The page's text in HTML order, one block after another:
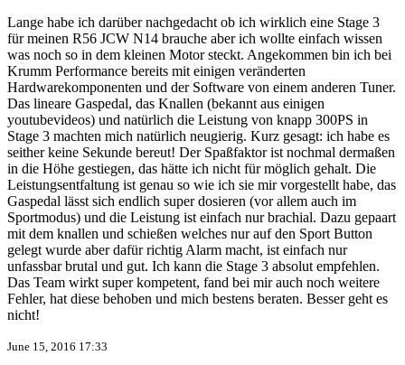
Lange habe ich darüber nachgedacht ob ich wirklich eine Stage 3
für meinen R56 JCW N14 brauche aber ich wollte einfach wissen
was noch so in dem kleinen Motor steckt. Angekommen bin ich bei
Krumm Performance bereits mit einigen veränderten
Hardwarekomponenten und der Software von einem anderen Tuner.
Das lineare Gaspedal, das Knallen (bekannt aus einigen
youtubevideos) und natürlich die Leistung von knapp 300PS in
Stage 3 machten mich natürlich neugierig. Kurz gesagt: ich habe es
seither keine Sekunde bereut! Der Spaßfaktor ist nochmal dermaßen
in die Höhe gestiegen, das hätte ich nicht für möglich gehalt. Die
Leistungsentfaltung ist genau so wie ich sie mir vorgestellt habe, das
Gaspedal lässt sich endlich super dosieren (vor allem auch im
Sportmodus) und die Leistung ist einfach nur brachial. Dazu gepaart
mit dem knallen und schießen welches nur auf den Sport Button
gelegt wurde aber dafür richtig Alarm macht, ist einfach nur
unfassbar brutal und gut. Ich kann die Stage 3 absolut empfehlen.
Das Team wirkt super kompetent, fand bei mir auch noch weitere
Fehler, hat diese behoben und mich bestens beraten. Besser geht es
nicht!
June 15, 2016 17:33